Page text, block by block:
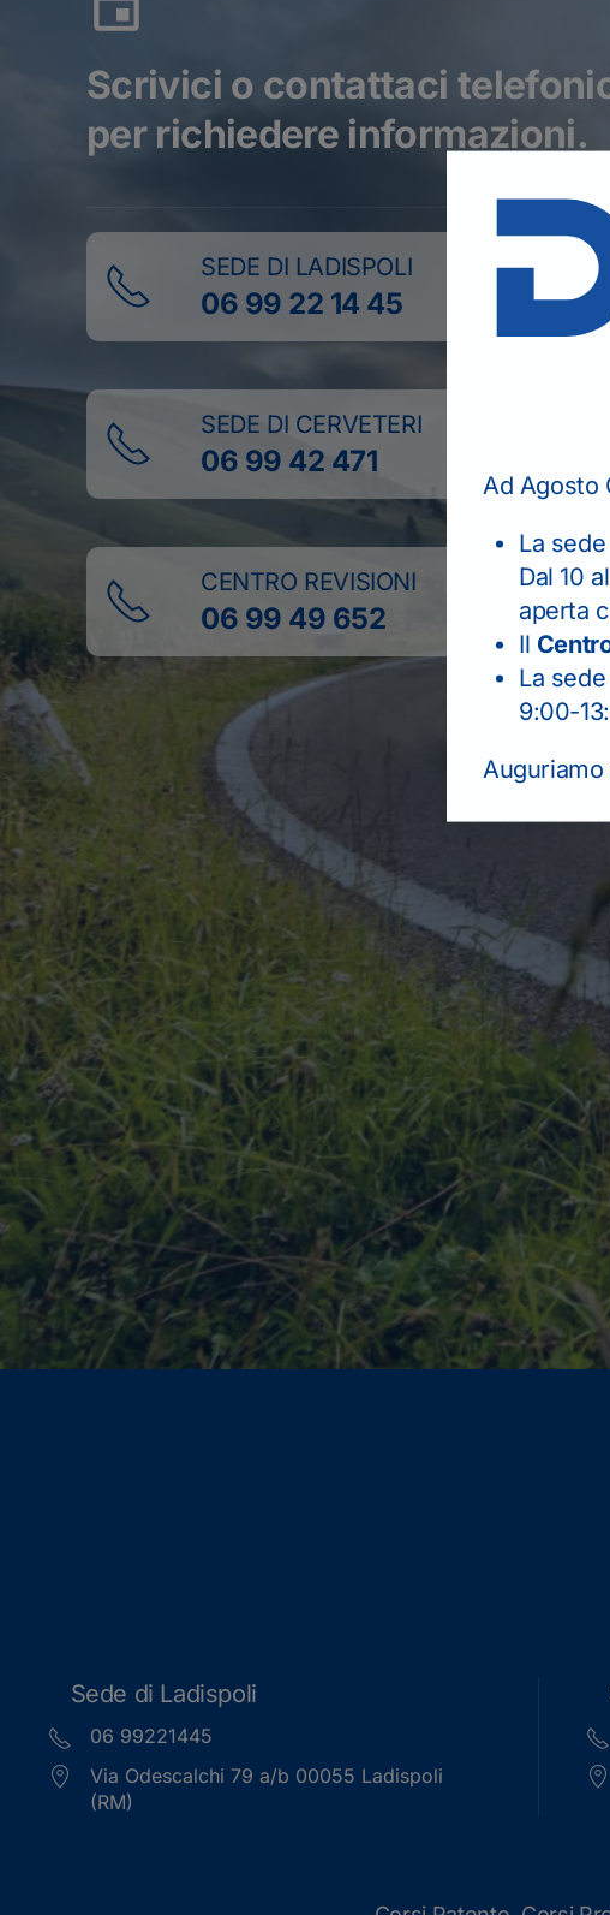
Scrivici o contattaci
per richiedere informazioni.
SEDE DI LADISPOLI
06 99 22 14 45
SEDE DI CERVETERI
06 99 42 471
CENTRO REVISIONI
06 99 49 652
Sede di Ladispoli
06 99221445
Via Odescalchi 79 a/b 00055 Ladispoli
(RM)
Ad Agosto
La
Dal 10
aperta
Il
La
9:00-